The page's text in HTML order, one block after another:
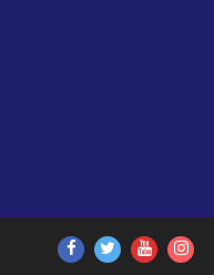
Find Find Find